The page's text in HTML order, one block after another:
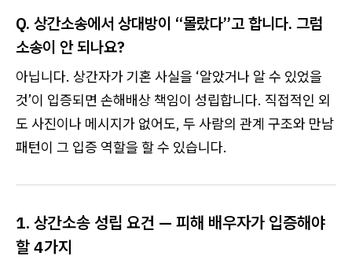
Q. 상간소송에서 상대방이 “몰랐다”고 합니다. 그럼
소송이 안 되나요?
아닙니다. 상간자가 기혼 사실을 ‘알았거나 알 수 있었을
것’이 입증되면 손해배상 책임이 성립합니다. 직접적인 외
도 사진이나 메시지가 없어도, 두 사람의 관계 구조와 만남
패턴이 그 입증 역할을 할 수 있습니다.
1. 상간소송 성립 요건 — 피해 배우자가 입증해야
할 4가지